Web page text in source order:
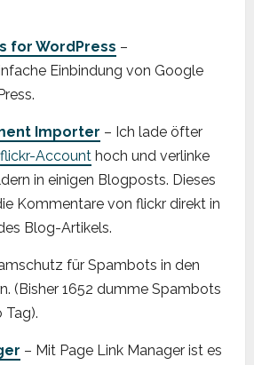
for WordPress –
Einbindung von Google
Importer – Ich lade öfter
flickr-Account hoch und verlinke
in einigen Blogposts. Dieses
Kommentare von flickr direkt in
Blog-Artikels.
für Spambots in den
(Bisher 1652 dumme Spambots
– Mit Page Link Manager ist es